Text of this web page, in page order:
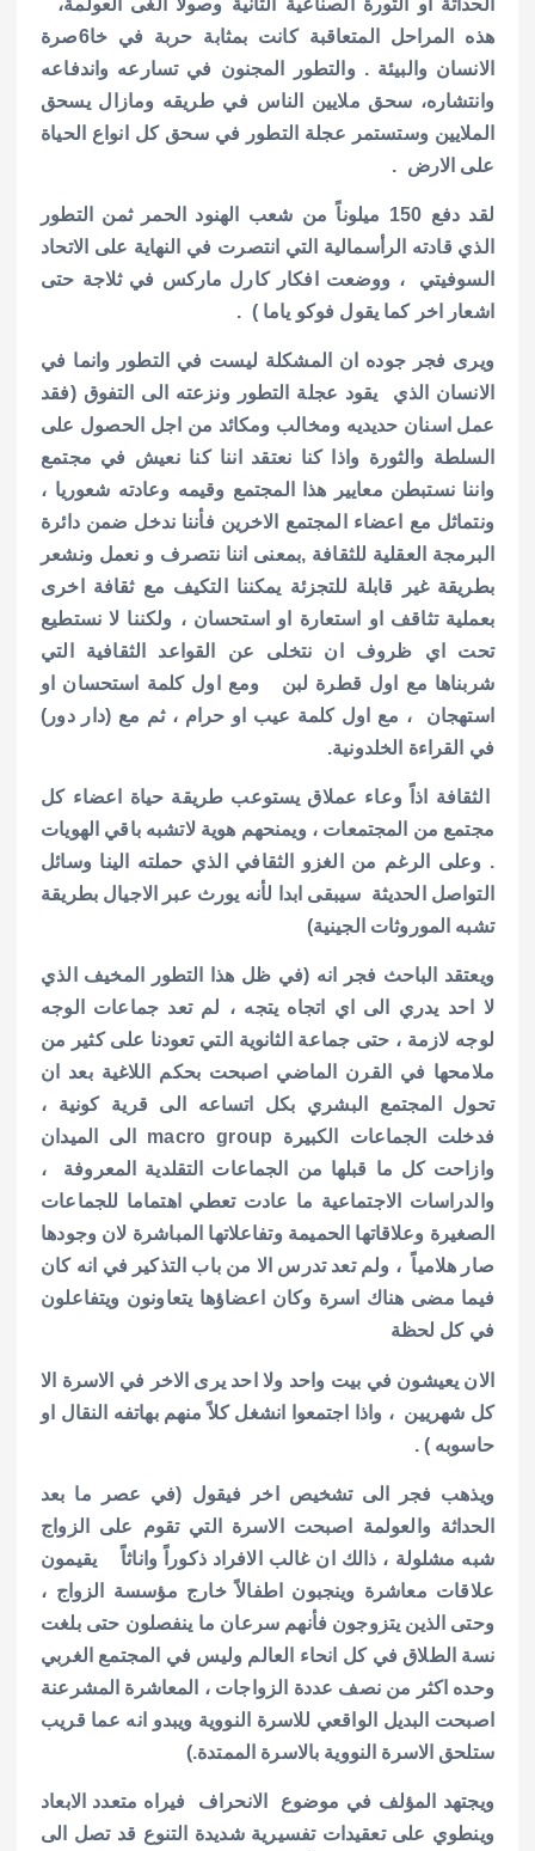
الحداثة او الثورة الصناعية الثانية وصولا الغى العولمة،
هذه المراحل المتعاقبة كانت بمثابة حربة في خا6صرة
الانسان والبيئة . والتطور المجنون في تسارعه واندفاعه
وانتشاره، سحق ملايين الناس في طريقه ومازال يسحق
الملايين وستستمر عجلة التطور في سحق كل انواع الحياة
على الارض .
لقد دفع 150 ميلوناً من شعب الهنود الحمر ثمن التطور
الذي قادته الرأسمالية التي انتصرت في النهاية على الاتحاد
السوفيتي ، ووضعت افكار كارل ماركس في ثلاجة حتى
اشعار اخر كما يقول فوكو ياما ) .
ويرى فجر جوده ان المشكلة ليست في التطور وانما في
الانسان الذي يقود عجلة التطور ونزعته الى التفوق (فقد
عمل اسنان حديديه ومخالب ومكائد من اجل الحصول على
السلطة والثورة واذا كنا نعتقد اننا كنا نعيش في مجتمع
واننا نستبطن معايير هذا المجتمع وقيمه وعادته شعوريا ،
ونتماثل مع اعضاء المجتمع الاخرين فأننا ندخل ضمن دائرة
البرمجة العقلية للثقافة ,بمعنى اننا نتصرف و نعمل ونشعر
بطريقة غير قابلة للتجزئة يمكننا التكيف مع ثقافة اخرى
بعملية تثاقف او استعارة او استحسان ، ولكننا لا نستطيع
تحت اي ظروف ان نتخلى عن القواعد الثقافية التي
شربناها مع اول قطرة لبن ومع اول كلمة استحسان او
استهجان ، مع اول كلمة عيب او حرام ، ثم مع (دار دور)
في القراءة الخلدونية.
الثقافة اذاً وعاء عملاق يستوعب طريقة حياة اعضاء كل
مجتمع من المجتمعات ، ويمنحهم هوية لاتشبه باقي الهويات
. وعلى الرغم من الغزو الثقافي الذي حملته الينا وسائل
التواصل الحديثة سيبقى ابدا لأنه يورث عبر الاجيال بطريقة
تشبه الموروثات الجينية)
ويعتقد الباحث فجر انه (في ظل هذا التطور المخيف الذي
لا احد يدري الى اي اتجاه يتجه ، لم تعد جماعات الوجه
لوجه لازمة ، حتى جماعة الثانوية التي تعودنا على كثير من
ملامحها في القرن الماضي اصبحت بحكم اللاغية بعد ان
تحول المجتمع البشري بكل اتساعه الى قرية كونية ،
فدخلت الجماعات الكبيرة macro group الى الميدان
وازاحت كل ما قبلها من الجماعات التقلدية المعروفة ،
والدراسات الاجتماعية ما عادت تعطي اهتماما للجماعات
الصغيرة وعلاقاتها الحميمة وتفاعلاتها المباشرة لان وجودها
صار هلامياً ، ولم تعد تدرس الا من باب التذكير في انه كان
فيما مضى هناك اسرة وكان اعضاؤها يتعاونون ويتفاعلون
في كل لحظة
الان يعيشون في بيت واحد ولا احد يرى الاخر في الاسرة الا
كل شهريين ، واذا اجتمعوا انشغل كلاً منهم بهاتفه النقال او
حاسوبه ) .
ويذهب فجر الى تشخيص اخر فيقول (في عصر ما بعد
الحداثة والعولمة اصبحت الاسرة التي تقوم على الزواج
شبه مشلولة ، ذالك ان غالب الافراد ذكوراً واناثاً يقيمون
علاقات معاشرة وينجبون اطفالاً خارج مؤسسة الزواج ،
وحتى الذين يتزوجون فأنهم سرعان ما ينفصلون حتى بلغت
نسة الطلاق في كل انحاء العالم وليس في المجتمع الغربي
وحده اكثر من نصف عددة الزواجات ، المعاشرة المشرعنة
اصبحت البديل الواقعي للاسرة النووية ويبدو انه عما قريب
ستلحق الاسرة النووية بالاسرة الممتدة.)
ويجتهد المؤلف في موضوع الانحراف فيراه متعدد الابعاد
وينطوي على تعقيدات تفسيرية شديدة التنوع قد تصل الى